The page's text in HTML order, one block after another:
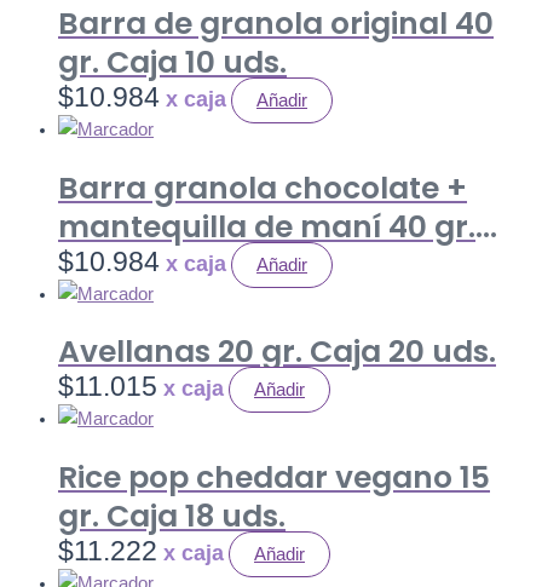
Barra de granola original 40
gr. Caja 10 uds.
$10.984 Añadir
Barra granola chocolate +
mantequilla de maní 40 gr.
Caja 10 uds.
$10.984 Añadir
Avellanas 20 gr. Caja 20 uds.
$11.015 Añadir
Rice pop cheddar vegano 15
gr. Caja 18 uds.
$11.222 Añadir